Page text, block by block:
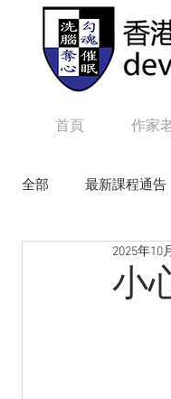
首頁 作家
全部 最新課程通告
毒
小
2025年10